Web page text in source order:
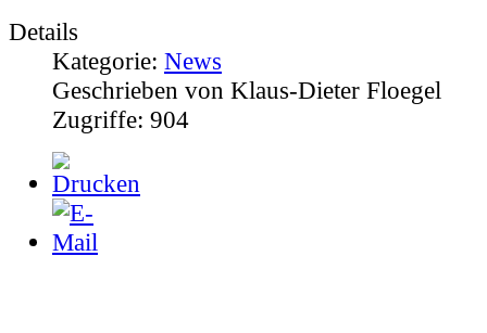
Kategorie:
Geschrieben von
Zugriffe:904